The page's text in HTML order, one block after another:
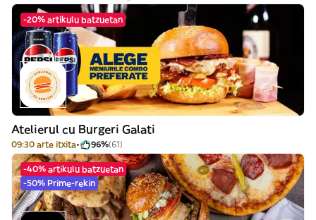
-20% artikulu batzuetan
Atelierul cu Burgeri Galati
09:30 arte itxita 96%(61)
-40% artikulu batzuetan
-50% Prime-rekin